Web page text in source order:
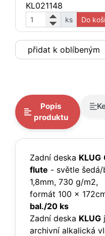
KL021148
ks Do
přidat k oblíbeným
Popis
produktu
Zadní deska KLUG
flute - světle
1,8mm, 730 g/m2,
formát 100 x
bal./20 ks
Zadní deska KLUG
archivní alkalická